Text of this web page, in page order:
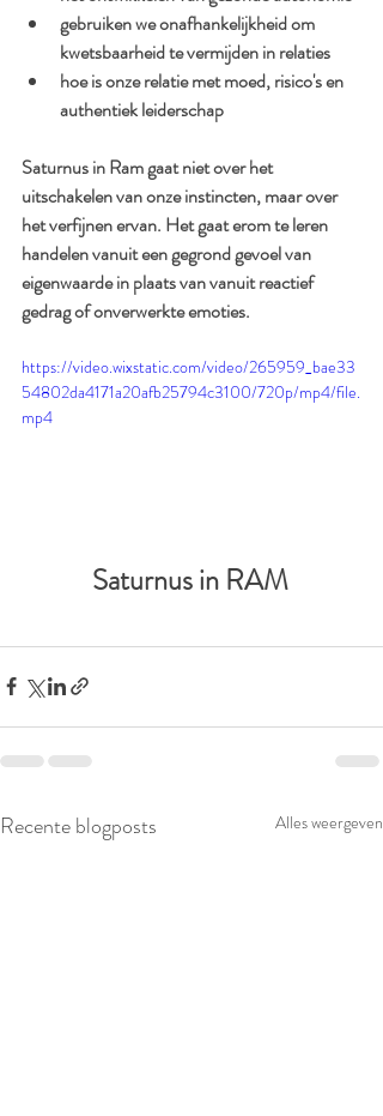
gebruiken we onafhankelijkheid om
kwetsbaarheid te vermijden in relaties
hoe is onze relatie met moed, risico's en
authentiek leiderschap
Saturnus in Ram gaat niet over het
uitschakelen van onze instincten, maar over
het verfijnen ervan. Het gaat erom te leren
handelen vanuit een gegrond gevoel van
eigenwaarde in plaats van vanuit reactief
gedrag of onverwerkte emoties.
https://video.wixstatic.com/video/265959_bae33
54802da4171a20afb25794c3100/720p/mp4/file.
mp4
Saturnus in RAM
Recente blogposts Alles weergeven